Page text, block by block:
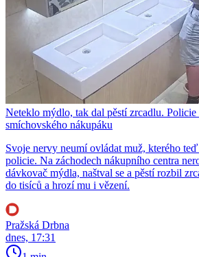
Neteklo mýdlo, tak dal pěstí zrcadlu. Policie
smíchovského nákupáku
Svoje nervy neumí ovládat muž, kterého
policie. Na záchodech nákupního centra
dávkovač mýdla, naštval se a pěstí rozbil
do tisíců a hrozí mu i vězení.
Pražská Drbna
dnes, 17:31